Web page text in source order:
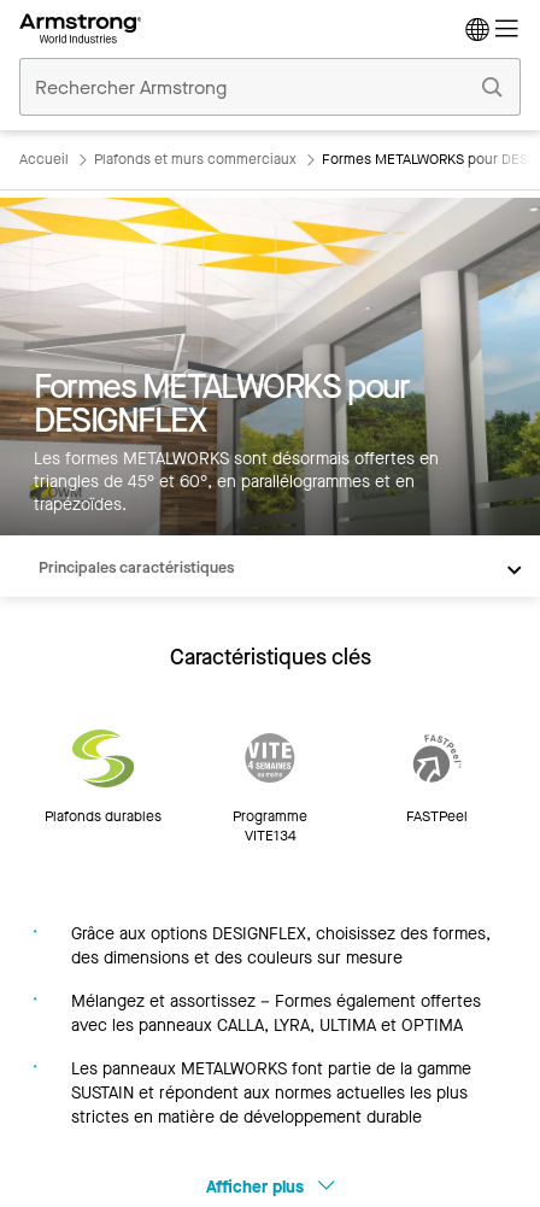
Plafonds
Commerciaux
Accueil Plafonds et murs commerciaux Formes METALWORKS pour
Formes METALWORKS pour
DESIGNFLEX
Les formes METALWORKS sont désormais offertes en
triangles de 45° et 60°, en parallélogrammes et en
trapézoïdes.
Principales caractéristiques
Ressources
Caractéristiques clés
Plafonds durables
Programme
VITE134
FASTPeel
Grâce aux options DESIGNFLEX, choisissez des formes,
des dimensions et des couleurs sur mesure
Mélangez et assortissez – Formes également offertes
avec les panneaux CALLA, LYRA, ULTIMA et OPTIMA
Les panneaux METALWORKS font partie de la gamme
SUSTAIN et répondent aux normes actuelles les plus
strictes en matière de développement durable
Afficher plus